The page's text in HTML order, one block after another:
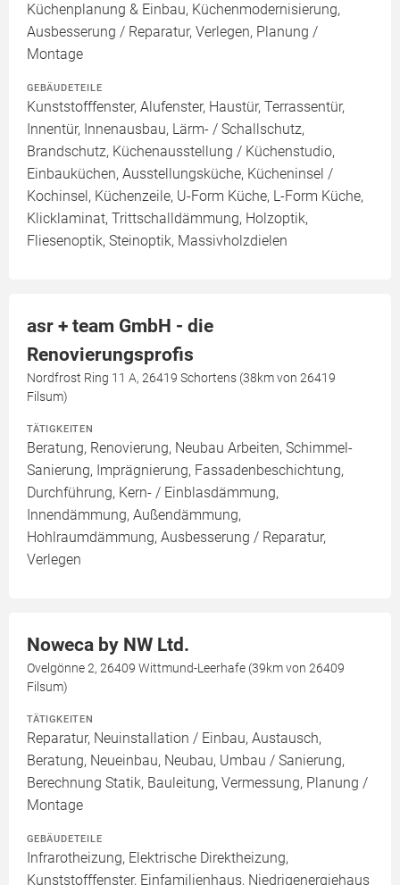
Küchenplanung & Einbau, Küchenmodernisierung,
Ausbesserung / Reparatur, Verlegen, Planung /
Montage
GEBÄUDETEILE
Kunststofffenster, Alufenster, Haustür, Terrassentür,
Innentür, Innenausbau, Lärm- / Schallschutz,
Brandschutz, Küchenausstellung / Küchenstudio,
Einbauküchen, Ausstellungsküche, Kücheninsel /
Kochinsel, Küchenzeile, U-Form Küche, L-Form Küche,
Klicklaminat, Trittschalldämmung, Holzoptik,
Fliesenoptik, Steinoptik, Massivholzdielen
asr + team GmbH - die
Renovierungsprofis
Nordfrost Ring 11 A, 26419 Schortens (38km von 26419
Filsum)
TÄTIGKEITEN
Beratung, Renovierung, Neubau Arbeiten, Schimmel-
Sanierung, Imprägnierung, Fassadenbeschichtung,
Durchführung, Kern- / Einblasdämmung,
Innendämmung, Außendämmung,
Hohlraumdämmung, Ausbesserung / Reparatur,
Verlegen
Noweca by NW Ltd.
Ovelgönne 2, 26409 Wittmund-Leerhafe (39km von 26409
Filsum)
TÄTIGKEITEN
Reparatur, Neuinstallation / Einbau, Austausch,
Beratung, Neueinbau, Neubau, Umbau / Sanierung,
Berechnung Statik, Bauleitung, Vermessung, Planung /
Montage
GEBÄUDETEILE
Infrarotheizung, Elektrische Direktheizung,
Kunststofffenster, Einfamilienhaus, Niedrigenergiehaus